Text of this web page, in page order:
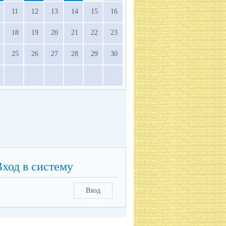
11 12 13 14 15 16
18 19 20 21 22 23
25 26 27 28 29 30
в систему
Вход